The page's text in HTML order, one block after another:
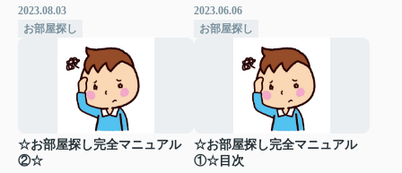
2023.08.03
お部屋探し
2023.06.06
お部屋探し
☆お部屋探し完全マニュアル
②☆
☆お部屋探し完全マニュアル
①☆目次